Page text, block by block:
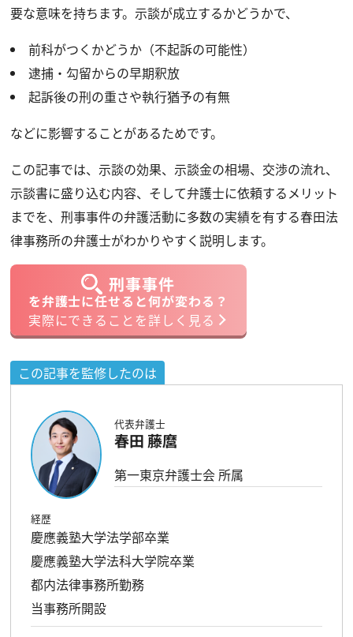
要な意味を持ちます。示談が成立するかどうかで、
前科がつくかどうか（不起訴の可能性）
逮捕・勾留からの早期釈放
起訴後の刑の重さや執行猶予の有無
などに影響することがあるためです。
この記事では、示談の効果、示談金の相場、交渉の流れ、
示談書に盛り込む内容、そして弁護士に依頼するメリット
までを、刑事事件の弁護活動に多数の実績を有する春田法
律事務所の弁護士がわかりやすく説明します。
刑事事件
を弁護士に任せると何が変わる？
実際にできることを詳しく見る
この記事を監修したのは
代表弁護士
春田 藤麿
第一東京弁護士会 所属
経歴
慶應義塾大学法学部卒業
慶應義塾大学法科大学院卒業
都内法律事務所勤務
当事務所開設